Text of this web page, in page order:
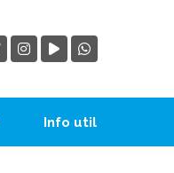
Info util